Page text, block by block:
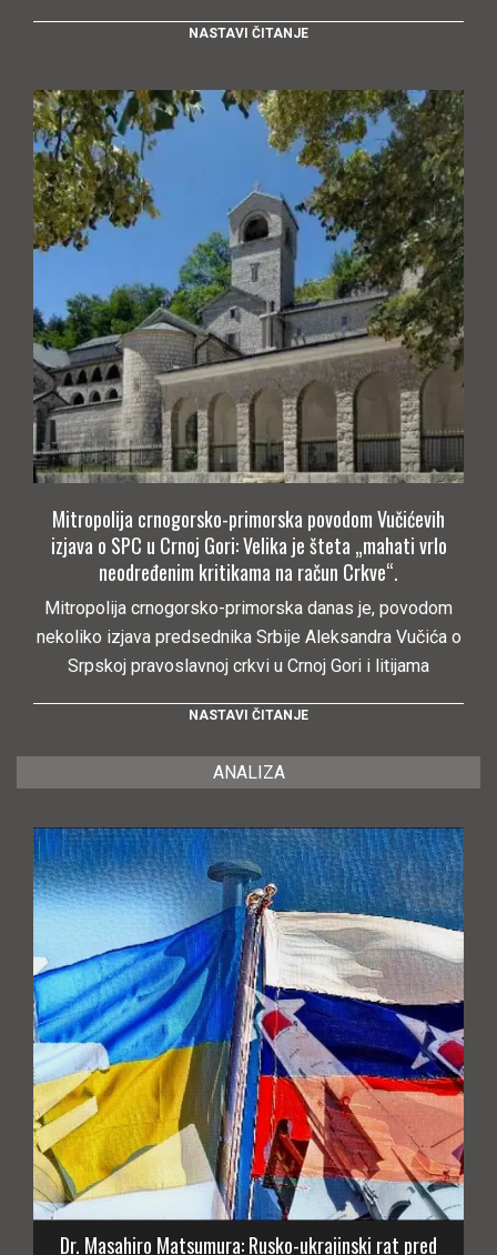
NASTAVI ČITANJE
Mitropolija crnogorsko-primorska povodom Vučićevih
izjava o SPC u Crnoj Gori: Velika je šteta „mahati vrlo
neodređenim kritikama na račun Crkve“.
Mitropolija crnogorsko-primorska danas je, povodom
nekoliko izjava predsednika Srbije Aleksandra Vučića o
Srpskoj pravoslavnoj crkvi u Crnoj Gori i litijama
NASTAVI ČITANJE
ANALIZA
Dr. Masahiro Matsumura: Rusko-ukrajinski rat pred